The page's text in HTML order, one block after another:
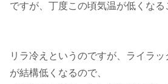
ですが、丁度この頃気温が低くなる
リラ冷えというのですが、ライラ
が結構低くなるので、